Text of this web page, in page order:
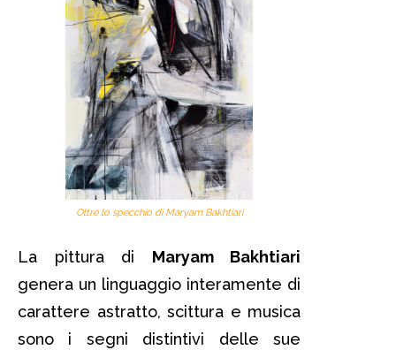
Oltre lo specchio di Maryam Bakhtiari
La pittura di Maryam Bakhtiari
genera un linguaggio interamente di
carattere astratto, scittura e musica
sono i segni distintivi delle sue